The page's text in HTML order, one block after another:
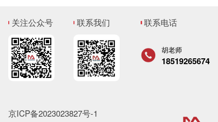
关注公众号 联系我们 联系电话
胡老师
18519265674
京ICP备2023023827号-1